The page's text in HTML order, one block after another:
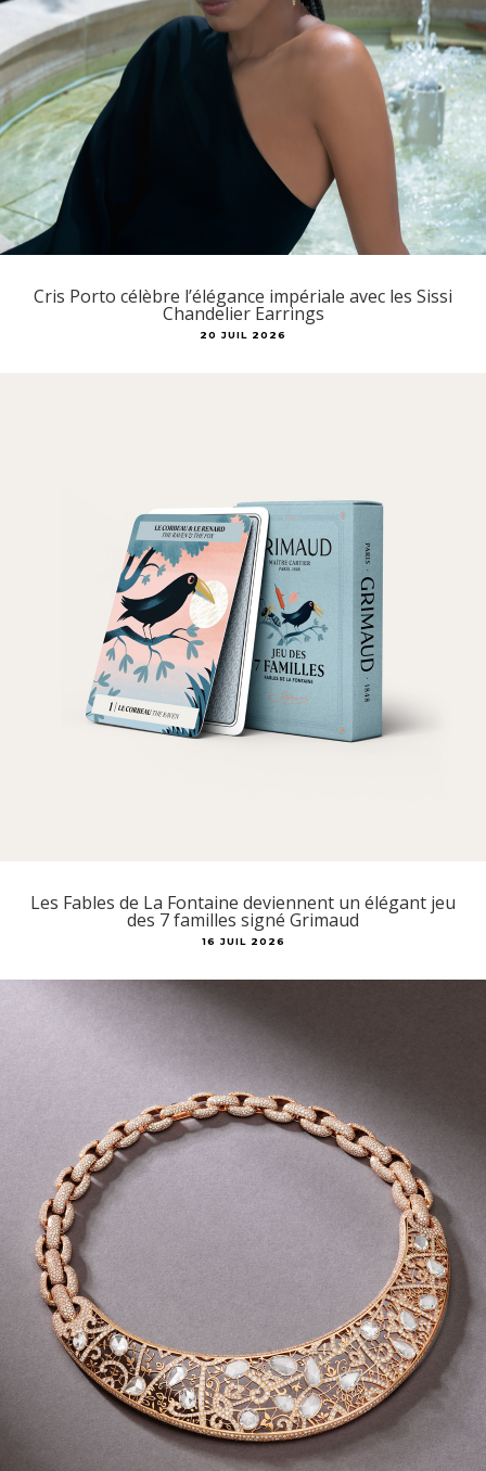
Cris Porto célèbre l’élégance impériale avec les Sissi
Chandelier Earrings
20 JUIL 2026
Les Fables de La Fontaine deviennent un élégant jeu
des 7 familles signé Grimaud
16 JUIL 2026